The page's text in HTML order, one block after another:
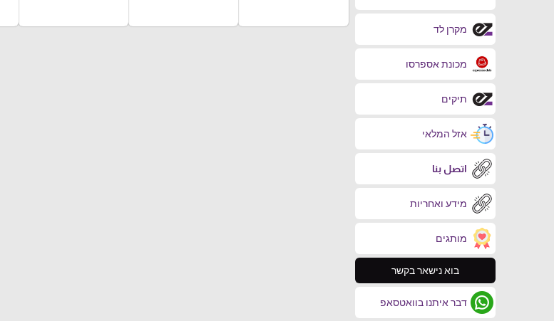
מקרן לד
מכונת אספרסו
תיקים
אזל המלאי
اتصل بنا
מידע ואחריות
מותגים
בוא נישאר בקשר
דבר איתנו בוואטסאפ